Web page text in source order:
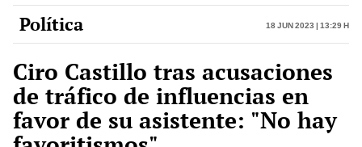
Política 18 Jun 2023 | 13:29 h
Ciro Castillo tras acusaciones
de tráfico de influencias en
favor de su asistente: "No hay